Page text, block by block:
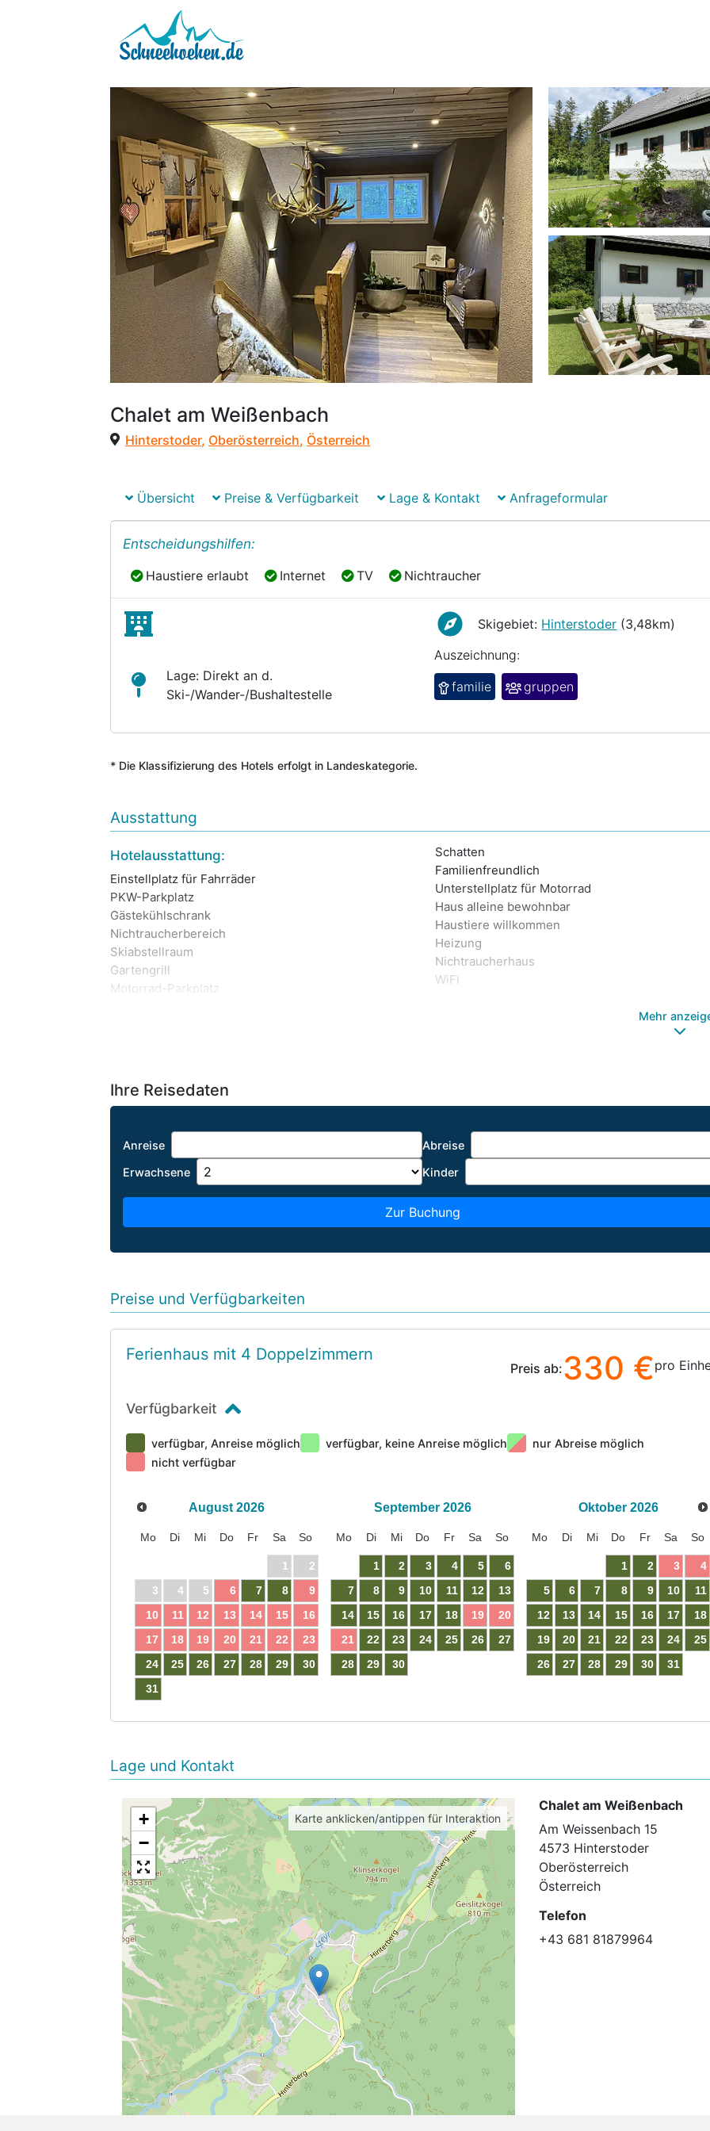
Chalet am Weißenbach
Hinterstoder, Oberösterreich, Österreich
Übersicht Preise & Verfügbarkeit Lage & Kontakt Anfrageformular
Entscheidungshilfen:
Haustiere erlaubt
Haustiere erlaubt Internet
Internet TV
TV Nichtraucher
Nichtraucher
Skigebiet: Hinterstoder (3,48km)
Lage: Direkt an d.
Ski-/Wander-/Bushaltestelle
Auszeichnung:
familie
gruppen
* Die Klassifizierung des Hotels erfolgt in Landeskategorie.
Ausstattung
Hotelausstattung:
Einstellplatz für Fahrräder
PKW-Parkplatz
Gästekühlschrank
Nichtraucherbereich
Skiabstellraum
Gartengrill
Motorrad-Parkplatz
Schatten
Familienfreundlich
Unterstellplatz für Motorrad
Haus alleine bewohnbar
Haustiere willkommen
Heizung
Nichtraucherhaus
WiFi
Mehr
Ihre Reisedaten
Anreise
Abreise
Erwachsene
Kinder
Zur Buchung
Preise und Verfügbarkeiten
Ferienhaus mit 4 Doppelzimmern
Preis ab:330 €pro
Verfügbarkeit
verfügbar, Anreise möglich verfügbar, keine Anreise möglich
nur Abreise möglich
nicht verfügbar
August 2026
Mo Di Mi Do Fr Sa So
1
2
3
4 5 6 7 8
9
10
11 12 13 14 15
16
17
18 19 20 21 22
23
24
25 26 27 28 29
30
31
September 2026
Mo Di Mi Do Fr Sa So
1 2 3 4 5
6
7
8 9 10 11 12
13
14
15 16 17 18 19
20
21
22 23 24 25 26
27
28
29 30
Oktober 2026
Mo Di Mi Do Fr Sa So
1 2 3
4
5
6 7 8 9 10
11
12
13 14 15 16 17
18
19
20 21 22 23 24
25
26
27 28 29 30 31
Lage und Kontakt
+
−
Karte anklicken/antippen für Interaktion
Chalet am Weißenbach
Am Weissenbach 15
4573 Hinterstoder
Oberösterreich
Österreich
Telefon
+43 681 81879964